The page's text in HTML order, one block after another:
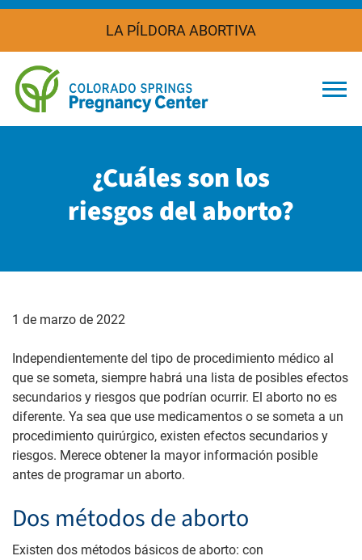
LA PÍLDORA ABORTIVA
¿Cuáles son los
riesgos del aborto?
1 de marzo de 2022
Independientemente del tipo de procedimiento médico al
que se someta, siempre habrá una lista de posibles efectos
secundarios y riesgos que podrían ocurrir. El aborto no es
diferente. Ya sea que use medicamentos o se someta a un
procedimiento quirúrgico, existen efectos secundarios y
riesgos. Merece obtener la mayor información posible
antes de programar un aborto.
Dos métodos de aborto
Existen dos métodos básicos de aborto: con